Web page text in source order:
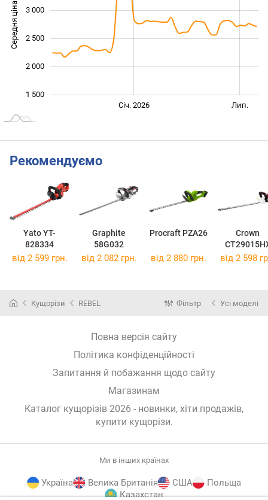
Середня ціна
1 500
2 000
2 500
3 000
Січ. 2026 Лип.
Рекомендуємо
Yato YT-
828334
Graphite
58G032
Procraft PZA26
Crown
від 2 599 грн. від 2 082 грн. від 2 880 грн. від 2 598
Кущорізи REBEL Фільтр Усі моделі
Повна версія сайту
Політика конфіденційності
Запитання й побажання щодо сайту
Магазинам
Каталог кущорізів 2026 - новинки, хіти продажів,
купити кущорізи.
Ми в інших країнах
Україна Велика Британія США
Польща
Казахстан